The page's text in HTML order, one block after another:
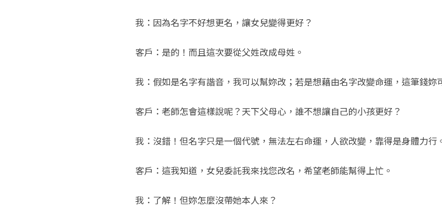
我：因為名字不好想更名，讓女兒變得更好？
客戶：是的！而且這次要從父姓改成母姓。
我：假如是名字有諧音，我可以幫妳改；若是想藉由名字改變命運，這筆錢妳
客戶：老師怎會這樣說呢？天下父母心，誰不想讓自己的小孩更好？
我：沒錯！但名字只是一個代號，無法左右命運，人欲改變，靠得是身體力行
客戶：這我知道，女兒委託我來找您改名，希望老師能幫得上忙。
我：了解！但妳怎麼沒帶她本人來？